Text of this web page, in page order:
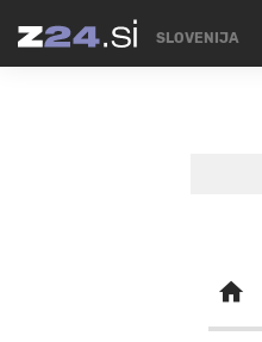
SLOVENIJA